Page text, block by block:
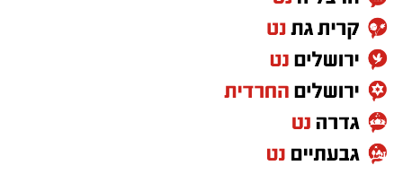
1 כף סוכר
1 כפית תמצית וניל